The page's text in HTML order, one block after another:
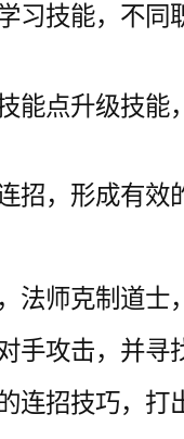
习技能，不同
能点升级技能
招，形成有效
法师克制道士
手攻击，并寻
连招技巧，打